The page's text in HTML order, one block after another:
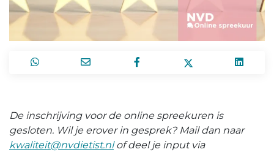
De inschrijving voor de online spreekuren is
gesloten. Wil je erover in gesprek? Mail dan naar
kwaliteit@nvdietist.nlof deel je input via